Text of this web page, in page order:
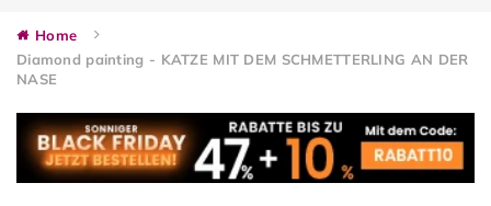
Home
Diamond painting - KATZE MIT DEM SCHMETTERLING AN DER
NASE